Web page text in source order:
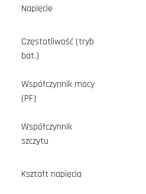
Napięcie
Częstotliwość (tryb
bat.)
Współczynnik mocy
(PF)
Współczynnik
szczytu
Kształt napięcia